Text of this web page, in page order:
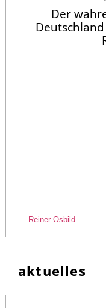
Der
Reiner Osbild
aktuelles